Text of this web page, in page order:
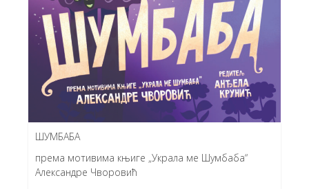
ШУМБАБА
према мотивима књиге „Украла ме Шумбаба“
Александре Чворовић